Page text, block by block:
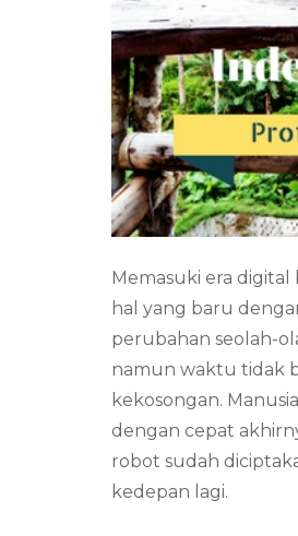
Memasuki era
hal yang baru
perubahan seolah-
namun waktu tidak
kekosongan.
dengan cepat
robot sudah
kedepan lagi.